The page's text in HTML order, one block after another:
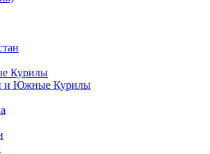
Курилы
и Южные Курилы